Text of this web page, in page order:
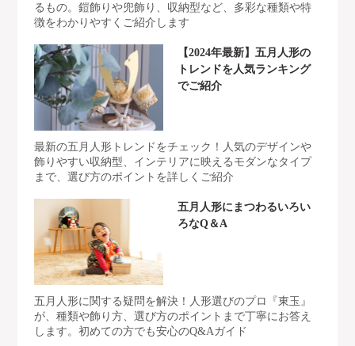
るもの。鎧飾りや兜飾り、収納型など、多彩な種類や特
徴をわかりやすくご紹介します
【2024年最新】五月人形の
トレンドを人気ランキング
でご紹介
最新の五月人形トレンドをチェック！人気のデザインや
飾りやすい収納型、インテリアに映えるモダンなタイプ
まで、選び方のポイントを詳しくご紹介
五月人形にまつわるいろい
ろなQ＆A
五月人形に関する疑問を解決！人形選びのプロ『東玉』
が、種類や飾り方、選び方のポイントまで丁寧にお答え
します。初めての方でも安心のQ&Aガイド